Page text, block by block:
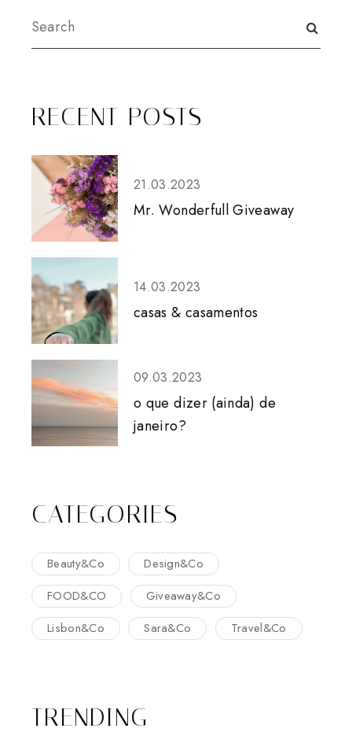
RECENT POSTS
21.03.2023
Mr. Wonderfull Giveaway
14.03.2023
casas & casamentos
09.03.2023
o que dizer (ainda) de
janeiro?
CATEGORIES
Beauty&Co
Design&Co
FOOD&CO
Giveaway&Co
Lisbon&Co
Sara&Co Travel&Co
TRENDING